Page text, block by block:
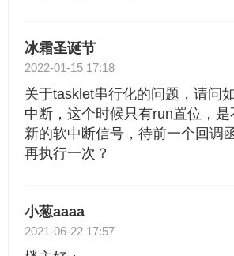
冰霜圣诞节
2022-01-15 17:18
关于tasklet串行化的问题，请问
中断，这个时候只有run置位，
新的软中断信号，待前一个回调
再执行一次？
小葱aaaa
2021-06-22 17:57